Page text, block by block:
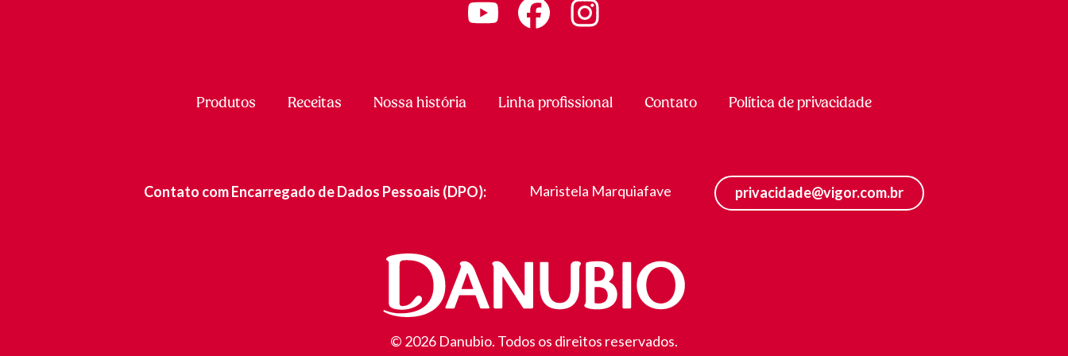
Produtos Receitas Nossa história Linha profissional Contato Política de privacidade
Contato com Encarregado de Dados Pessoais (DPO): Maristela Marquiafave privacidade@vigor.com.br
© 2026 Danubio. Todos os direitos reservados.